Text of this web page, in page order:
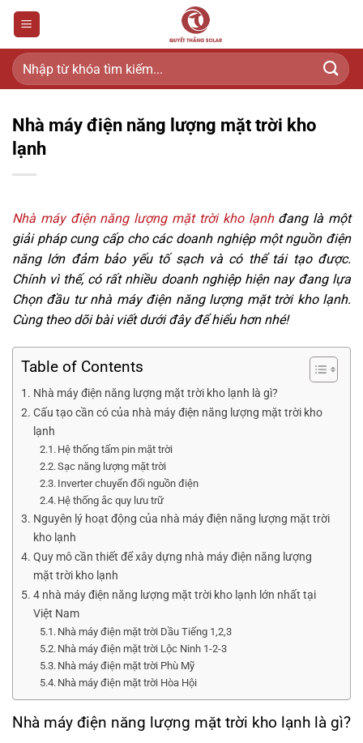
Bỏ
nội
dung
Nhà máy điện năng lượng mặt trời kho
lạnh
Nhà máy điện năng lượng mặt trời kho lạnhđang là một
giải pháp cung cấp cho các doanh nghiệp một nguồn điện
năng lớn đảm bảo yếu tố sạch và có thể tái tạo được.
Chính vì thế, có rất nhiều doanh nghiệp hiện nay đang lựa
Chọn đầu tư nhà máy điện năng lượng mặt trời kho lạnh.
Cùng theo dõi bài viết dưới đây để hiểu hơn nhé!
Table of Contents
Nhà máy điện năng lượng mặt trời kho lạnh là gì?
Cấu tạo cần có của nhà máy điện năng lượng mặt trời kho
lạnh
Hệ thống tấm pin mặt trời
Sạc năng lượng mặt trời
Inverter chuyển đổi nguồn điện
Hệ thống ắc quy lưu trữ
Nguyên lý hoạt động của nhà máy điện năng lượng mặt trời
kho lạnh
Quy mô cần thiết để xây dựng nhà máy điện năng lượng
mặt trời kho lạnh
4 nhà máy điện năng lượng mặt trời kho lạnh lớn nhất tại
Việt Nam
Nhà máy điện mặt trời Dầu Tiếng 1,2,3
Nhà máy điện mặt trời Lộc Ninh 1-2-3
Nhà máy điện mặt trời Phù Mỹ
Nhà máy điện mặt trời Hòa Hội
Nhà máy điện năng lượng mặt trời kho lạnh là gì?